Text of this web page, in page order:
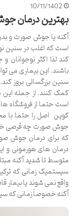
10/11/1402
بهترین درمان
آکنه یا جوش صورت و
کند لذا اکثر
باشند. این بیماری می
سنین بزرگسالی بروز
کمک کنند. از جمله
است حتما از فروشگاه
کوین اصل را حتما با
جوش صورت چه قرصی
که برای درمان جوش
درمان های هورمونی و
متوسط تا شدید آکنه
سیستمیک زمانی که
واقع نمی شوند یا بیمار
آکنه خصوصاً زمانی که